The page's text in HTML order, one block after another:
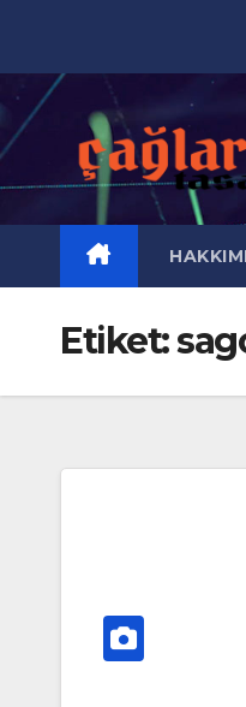
content
Etiket: